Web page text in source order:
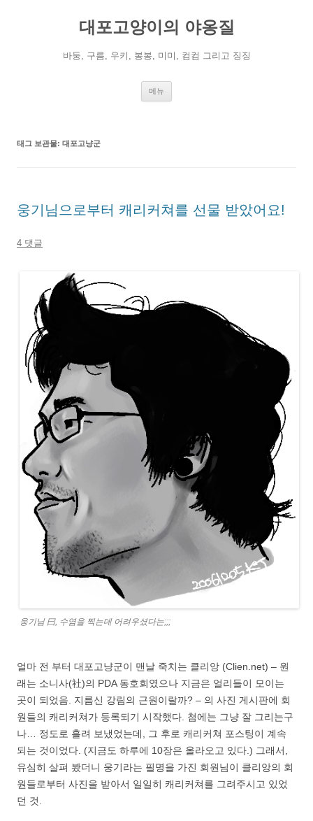
대포고양이의 야옹질
바둥, 구름, 우키, 봉봉, 미미, 컴컴 그리고 징징
메뉴
태그 보관물: 대포고냥군
웅기님으로부터 캐리커쳐를 선물 받았어요!
4 댓글
웅기님 曰, 수염을 찍는데 어려우셨다는;;;
얼마 전 부터 대포고냥군이 맨날 죽치는 클리앙 (Clien.net) – 원
래는 소니사(社)의 PDA 동호회였으나 지금은 얼리들이 모이는
곳이 되었음. 지름신 강림의 근원이랄까? – 의 사진 게시판에 회
원들의 캐리커쳐가 등록되기 시작했다. 첨에는 그냥 잘 그리는구
나… 정도로 흘려 보냈었는데, 그 후로 캐리커쳐 포스팅이 계속
되는 것이었다. (지금도 하루에 10장은 올라오고 있다.) 그래서,
유심히 살펴 봤더니 웅기라는 필명을 가진 회원님이 클리앙의 회
원들로부터 사진을 받아서 일일히 캐리커쳐를 그려주시고 있었
던 것.